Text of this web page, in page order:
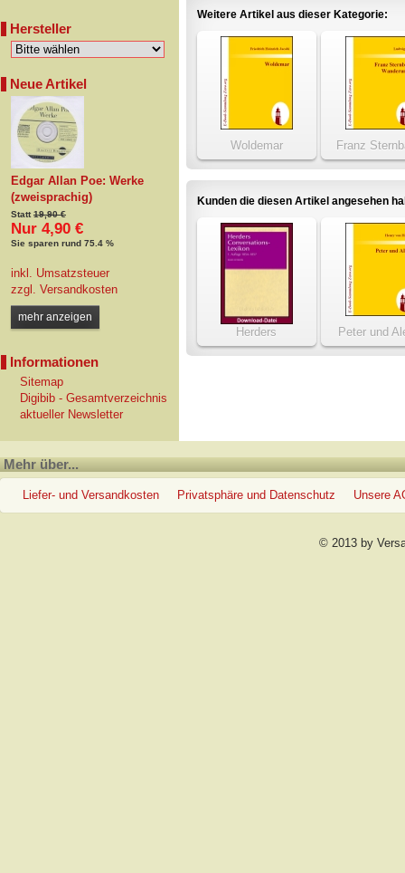
Hersteller
Neue Artikel
Edgar Allan Poe: Werke
(zweisprachig)
Statt19,90 €
Nur 4,90 €
Sie sparen rund 75.4 %
inkl. Umsatzsteuer
zzgl. Versandkosten
mehr anzeigen
Informationen
Sitemap
Digibib - Gesamtverzeichnis
aktueller Newsletter
Weitere Artikel aus dieser Kategorie:
Woldemar
Franz
Kunden die diesen Artikel angesehen
Herders
Conversations-Lexikon
Peter und
Mehr über...
Liefer- und Versandkosten Privatsphäre und Datenschutz Unsere
© 2013 by